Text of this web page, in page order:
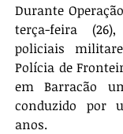
Durante
terça-feira
policiais
Polícia de
em Barracão
conduzido por
anos.